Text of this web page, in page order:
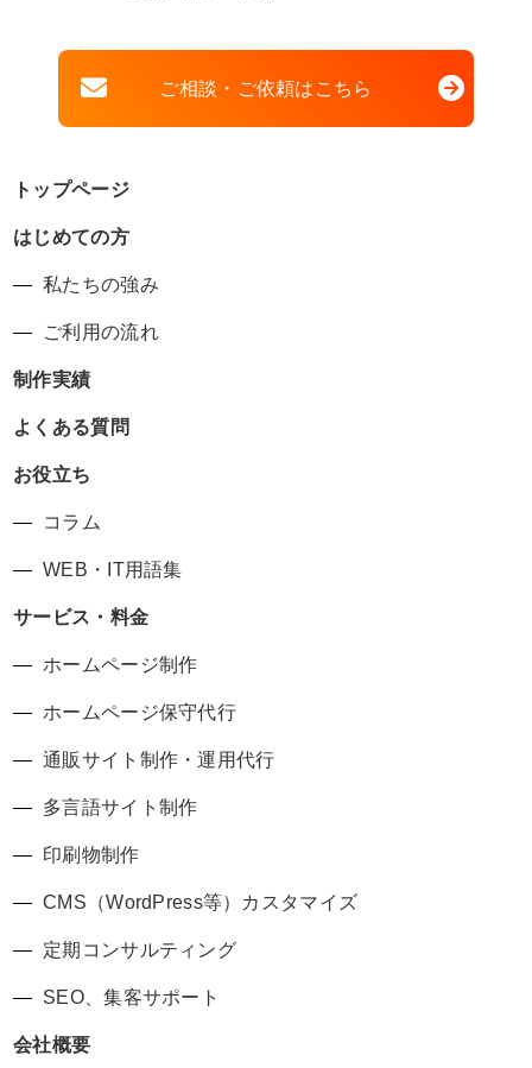
ご相談・ご依頼はこちら
トップページ
はじめての方
私たちの強み
ご利用の流れ
制作実績
よくある質問
お役立ち
コラム
WEB・IT用語集
サービス・料金
ホームページ制作
ホームページ保守代行
通販サイト制作・運用代行
多言語サイト制作
印刷物制作
CMS（WordPress等）カスタマイズ
定期コンサルティング
SEO、集客サポート
会社概要